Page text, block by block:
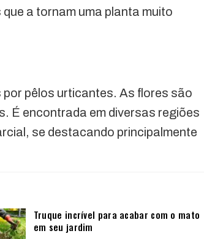
a tornam uma planta muito
pêlos urticantes. As flores são
É encontrada em diversas regiões
se destacando principalmente
Truque incrível para acabar com o mato
em seu jardim